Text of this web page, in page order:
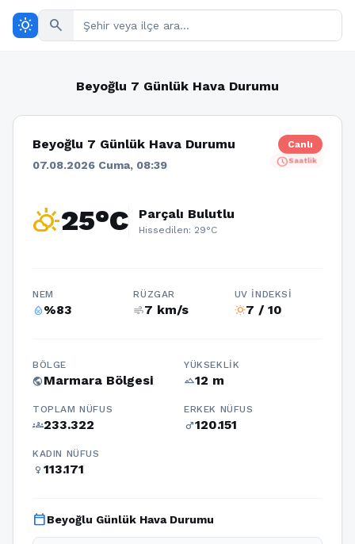
wb_sunny search
Beyoğlu 7 Günlük Hava Durumu
Beyoğlu 7 Günlük Hava Durumu
07.08.2026 Cuma, 08:39
Canlı
scheduleSaatlik
partly_cloudy_day25°C Parçalı Bulutlu
Hissedilen: 29°C
NEM
humidity_percentage%83
RÜZGAR
air7 km/s
UV İNDEKSI
wb_sunny7 / 10
BÖLGE
publicMarmara Bölgesi
YÜKSEKLIK
terrain12 m
TOPLAM NÜFUS
groups233.322
ERKEK NÜFUS
male120.151
KADIN NÜFUS
female 113.171
calendar_todayBeyoğlu Günlük Hava Durumu